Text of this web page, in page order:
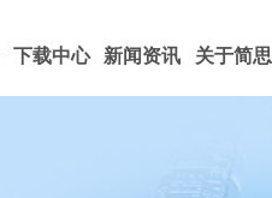
下载中心 新闻资讯 关于简思